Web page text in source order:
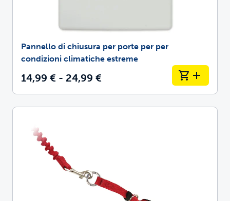
Pannello di chiusura per porte per per
condizioni climatiche estreme
14,99 € - 24,99 €